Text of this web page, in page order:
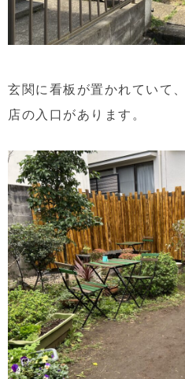
玄関に看板が置かれていて
店の入口があります。